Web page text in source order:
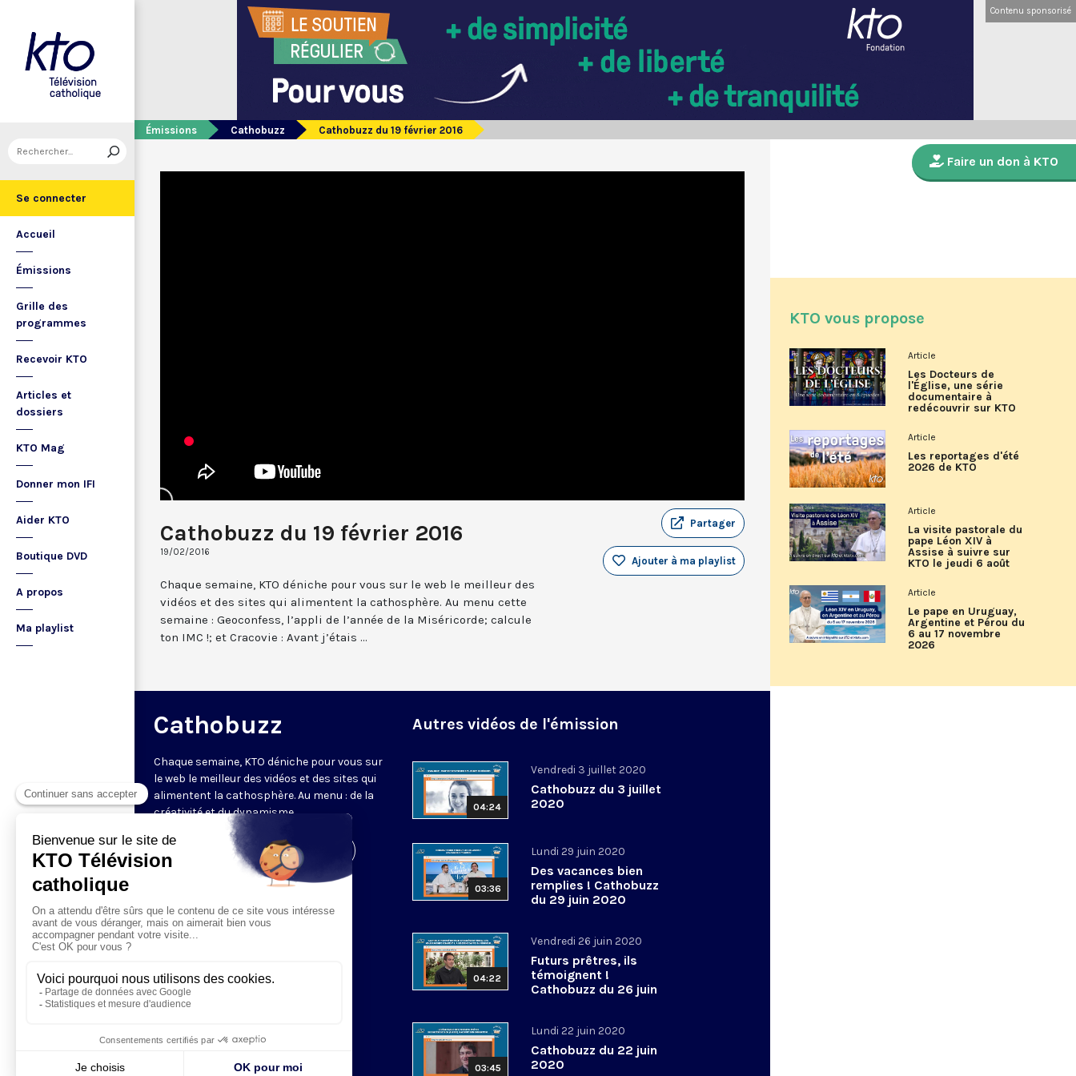
Se connecter
Accueil
Émissions
Grille des
programmes
Recevoir KTO
Articles et
dossiers
KTO Mag
Donner mon IFI
Aider KTO
Boutique DVD
A propos
Ma playlist
Contenu sponsorisé
Émissions Cathobuzz Cathobuzz du 19 février 2016
Cathobuzz du 19 février 2016
19/02/2016
Partager
Ajouter à ma playlist
Chaque semaine, KTO déniche pour vous sur le web le meilleur des
vidéos et des sites qui alimentent la cathosphère. Au menu cette
semaine : Geoconfess, l’appli de l’année de la Miséricorde; calcule
ton IMC !; et Cracovie : Avant j’étais ...
Cathobuzz
Chaque semaine, KTO déniche pour vous sur
le web le meilleur des vidéos et des sites qui
alimentent la cathosphère. Au menu : de la
créativité et du dynamisme.
Visiter la page de l'émission
Autres vidéos de l'émission
04:24
Vendredi 3 juillet 2020
Cathobuzz du 3 juillet
2020
03:36
Lundi 29 juin 2020
Des vacances bien
remplies ! Cathobuzz
du 29 juin 2020
04:22
Vendredi 26 juin 2020
Futurs prêtres, ils
témoignent !
Cathobuzz du 26 juin
03:45
Lundi 22 juin 2020
Cathobuzz du 22 juin
2020
Faire un don à KTO
KTO vous propose
Article
Les Docteurs de
l'Église, une série
documentaire à
redécouvrir sur KTO
Article
Les reportages d'été
2026 de KTO
Article
La visite pastorale du
pape Léon XIV à
Assise à suivre sur
KTO le jeudi 6 août
Article
Le pape en Uruguay,
Argentine et Pérou du
6 au 17 novembre
2026